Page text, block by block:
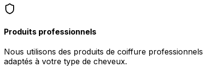
Produits professionnels
Nous utilisons des produits de coiffure professionnels
adaptés à votre type de cheveux.